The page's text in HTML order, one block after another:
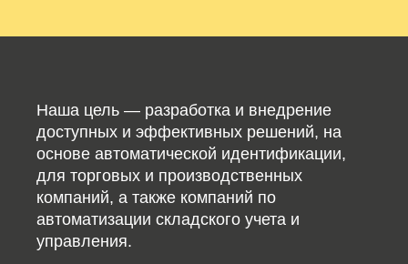
Наша цель — разработка и внедрение
доступных и эффективных решений, на
основе автоматической идентификации,
для торговых и производственных
компаний, а также компаний по
автоматизации складского учета и
управления.